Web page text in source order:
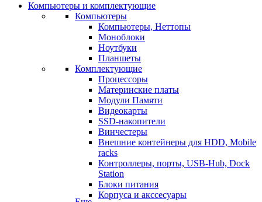
Компьютеры и комплектующие
Компьютеры
Компьютеры, Неттопы
Моноблоки
Ноутбуки
Планшеты
Комплектующие
Процессоры
Материнские платы
Модули Памяти
Видеокарты
SSD-накопители
Винчестеры
Внешние контейнеры для HDD, Mobile
racks
Контроллеры, порты, USB-Hub, Dock
Station
Блоки питания
Корпуса и акссесуары